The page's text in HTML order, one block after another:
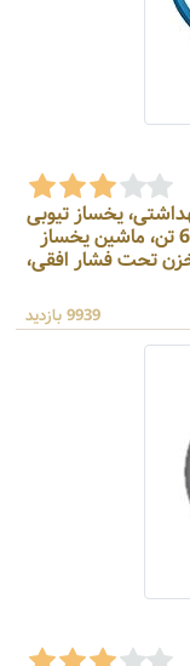
بهداشتی، یخساز تیوبی
تمام اتوماتیک، ماشین یخ ساز لوله ای 10- 60 تن، ماشین یخساز
تحت فشار افقی،
9939 بازدید